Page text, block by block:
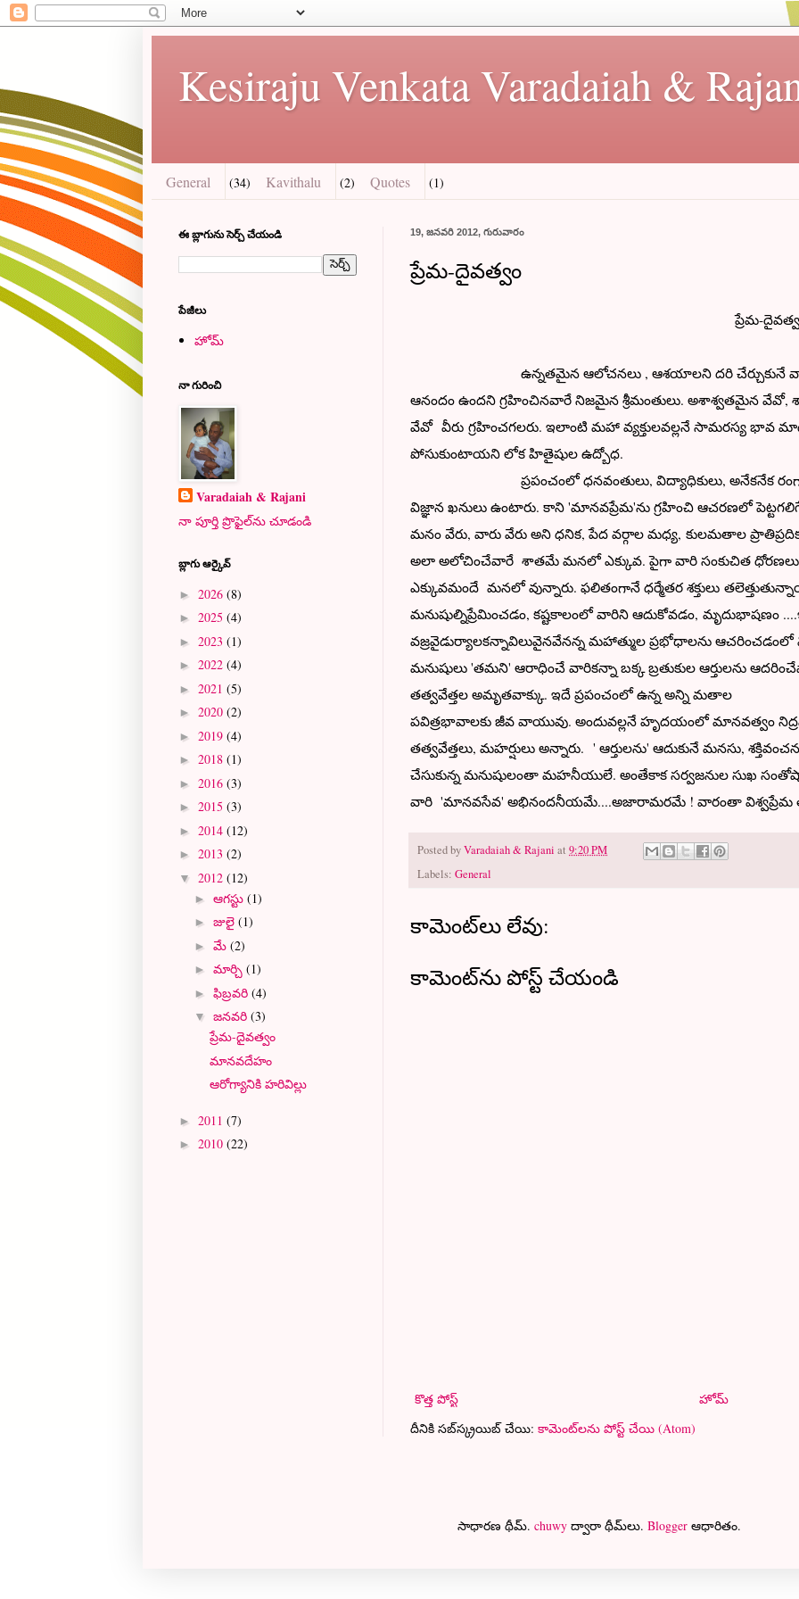
Kesiraju Venkata Varadaiah &
General (34) Kavithalu (2) Quotes (1)
19, జనవరి 2012, గురువారం
ప్రేమ-దైవత్వం
ప్రేమ-
ఉన్నతమైన ఆలోచనలు , ఆశయాలని దరి చేర్చుకునే వారే
ఆనందం ఉందని గ్రహించినవారే నిజమైన శ్రీమంతులు. అశాశ్వతమైన వేవో,
వేవో వీరు గ్రహించగలరు. ఇలాంటి మహా వ్యక్తులవల్లనే సామరస్య భావ
పోసుకుంటాయని లోక హితైషుల ఉద్బోధ.
ప్రపంచంలో ధనవంతులు, విద్యాధికులు, అనేకనేక రంగాలలో
విజ్ఞాన ఖనులు ఉంటారు. కాని 'మానవప్రేమ'ను గ్రహించి ఆచరణలో
మనం వేరు, వారు వేరు అని ధనిక, పేద వర్గాల మధ్య, కులమతాల
అలా అలోచించేవారే శాతమే మనలో ఎక్కువ. పైగా వారి సంకుచిత
ఎక్కువమందే మనలో వున్నారు. ఫలితంగానే ధర్మేతర శక్తులు
మనుషుల్నిప్రేమించడం, కష్టకాలంలో వారిని ఆదుకోవడం, మృదుభాషణం
వజ్రవైడుర్యాలకన్నావిలువైనవేనన్న మహాత్ముల ప్రభోధాలను ఆచరించడంలో
మనుషులు 'తమని' ఆరాధించే వారికన్నా బక్క బ్రతుకుల ఆర్తులను
తత్వవేత్తల అమృతవాక్కు. ఇదే ప్రపంచంలో ఉన్న అన్ని మతాల
పవిత్రభావాలకు జీవ వాయువు. అందువల్లనే హృదయంలో మానవత్వం
తత్వవేత్తలు, మహర్షులు అన్నారు. ' ఆర్తులను' ఆదుకునే మనసు,
చేసుకున్న మనుషులంతా మహనీయులే. అంతేకాక సర్వజనుల సుఖ
వారి 'మానవసేవ' అభినందనీయమే....అజారామరమే ! వారంతా
Posted byVaradaiah & Rajani at 9:20 PM
Labels: General
కామెంట్‌లు లేవు:
కామెంట్‌ను పోస్ట్ చేయండి
కొత్త పోస్ట్
హోమ్
దీనికి సబ్‌స్క్రయిబ్ చేయి: కామెంట్‌లను పోస్ట్ చేయి (Atom)
ఈ బ్లాగును సెర్చ్ చేయండి
పేజీలు
హోమ్
నా గురించి
Varadaiah & Rajani
నా పూర్తి ప్రొఫైల్‌ను చూడండి
బ్లాగు ఆర్కైవ్
► 2026 (8)
► 2025 (4)
► 2023 (1)
► 2022 (4)
► 2021 (5)
► 2020 (2)
► 2019 (4)
► 2018 (1)
► 2016 (3)
► 2015 (3)
► 2014 (12)
► 2013 (2)
▼ 2012 (12)
► ఆగస్టు (1)
► జులై (1)
► మే (2)
► మార్చి (1)
► ఫిబ్రవరి (4)
▼ జనవరి (3)
ప్రేమ-దైవత్వం
మానవదేహం
ఆరోగ్యానికి హరివిల్లు
► 2011 (7)
► 2010 (22)
సాధారణ థీమ్. chuwy ద్వారా థీమ్‌లు. Blogger ఆధారితం.